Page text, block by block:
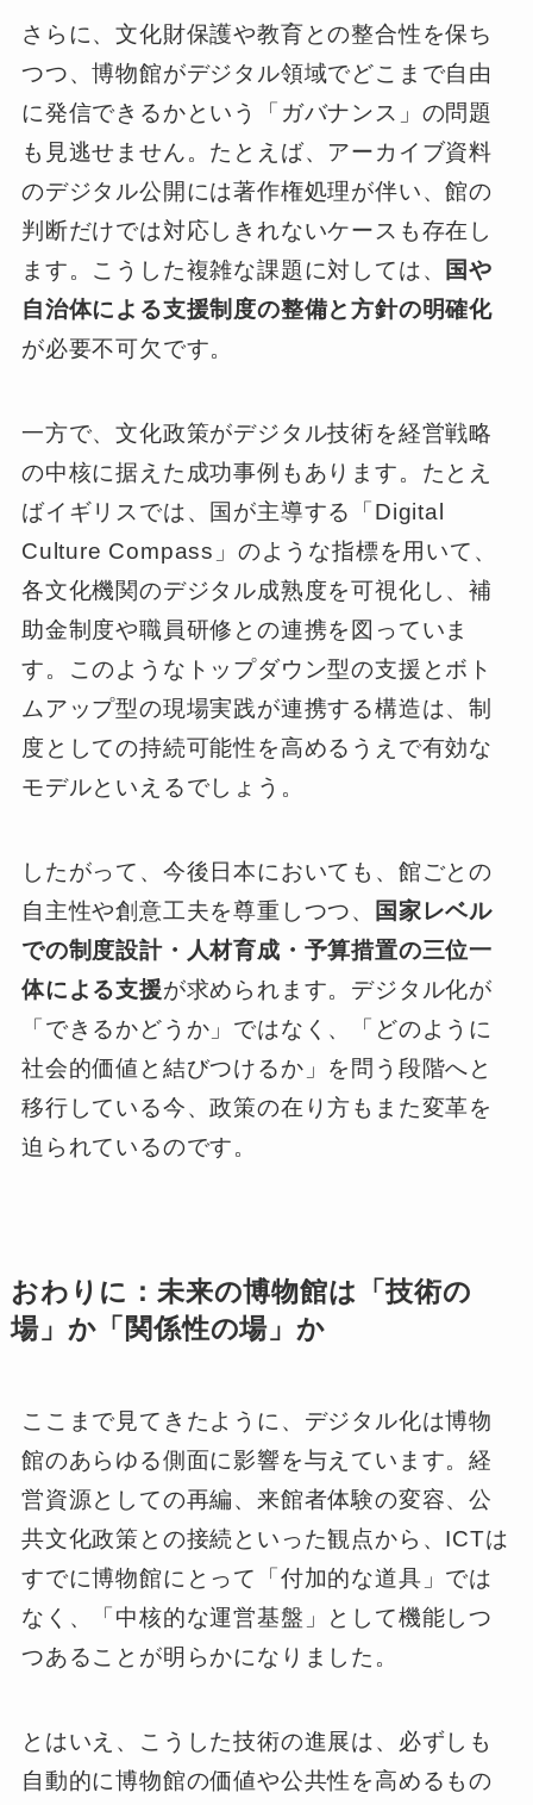
さらに、文化財保護や教育との整合性を保ち
つつ、博物館がデジタル領域でどこまで自由
に発信できるかという「ガバナンス」の問題
も見逃せません。たとえば、アーカイブ資料
のデジタル公開には著作権処理が伴い、館の
判断だけでは対応しきれないケースも存在し
ます。こうした複雑な課題に対しては、
国や
自治体による支援制度の整備と方針の明確化
が必要不可欠です。
一方で、文化政策がデジタル技術を経営戦略
の中核に据えた成功事例もあります。たとえ
ばイギリスでは、国が主導する「Digital
Culture Compass」のような指標を用いて、
各文化機関のデジタル成熟度を可視化し、補
助金制度や職員研修との連携を図っていま
す。このようなトップダウン型の支援とボト
ムアップ型の現場実践が連携する構造は、制
度としての持続可能性を高めるうえで有効な
モデルといえるでしょう。
したがって、今後日本においても、館ごとの
自主性や創意工夫を尊重しつつ、
国家レベル
での制度設計・人材育成・予算措置の三位一
体による支援が求められます。デジタル化が
「できるかどうか」ではなく、「どのように
社会的価値と結びつけるか」を問う段階へと
移行している今、政策の在り方もまた変革を
迫られているのです。
おわりに：未来の博物館は「技術の
場」か「関係性の場」か
ここまで見てきたように、デジタル化は博物
館のあらゆる側面に影響を与えています。経
営資源としての再編、来館者体験の変容、公
共文化政策との接続といった観点から、ICTは
すでに博物館にとって「付加的な道具」では
なく、「中核的な運営基盤」として機能しつ
つあることが明らかになりました。
とはいえ、こうした技術の進展は、必ずしも
自動的に博物館の価値や公共性を高めるもの